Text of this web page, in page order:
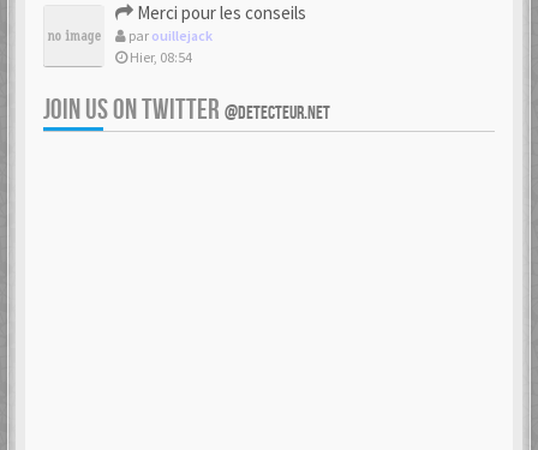
Merci pour les conseils
par ouillejack
Hier, 08:54
JOIN US ON TWITTER @DETECTEUR.NET